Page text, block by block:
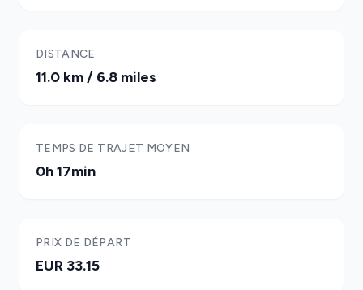
DISTANCE
11.0 km / 6.8 miles
TEMPS DE TRAJET MOYEN
0h 17min
PRIX DE DÉPART
EUR 33.15